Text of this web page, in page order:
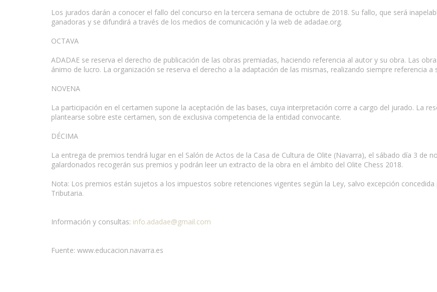
Los jurados darán a conocer el fallo del concurso en la tercera semana de octubre de 2018. Su fallo, que será
ganadoras y se difundirá a través de los medios de comunicación y la web de adadae.org.
OCTAVA
ADADAE se reserva el derecho de publicación de las obras premiadas, haciendo referencia al autor y su obra. Las
ánimo de lucro. La organización se reserva el derecho a la adaptación de las mismas, realizando siempre referencia a
NOVENA
La participación en el certamen supone la aceptación de las bases, cuya interpretación corre a cargo del jurado. La
plantearse sobre este certamen, son de exclusiva competencia de la entidad convocante.
DÉCIMA
La entrega de premios tendrá lugar en el Salón de Actos de la Casa de Cultura de Olite (Navarra), el sábado día 3 de
galardonados recogerán sus premios y podrán leer un extracto de la obra en el ámbito del Olite Chess 2018.
Nota: Los premios están sujetos a los impuestos sobre retenciones vigentes según la Ley, salvo excepción
Tributaria.
Información y consultas: info.adadae@gmail.com
Fuente: www.educacion.navarra.es